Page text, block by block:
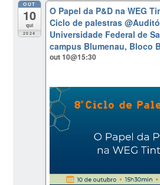
OUT
10
qui
2024
O Papel da P&D na WEG
Ciclo de palestras
Universidade Federal de
campus Blumenau, Bloco
out 10@15:30